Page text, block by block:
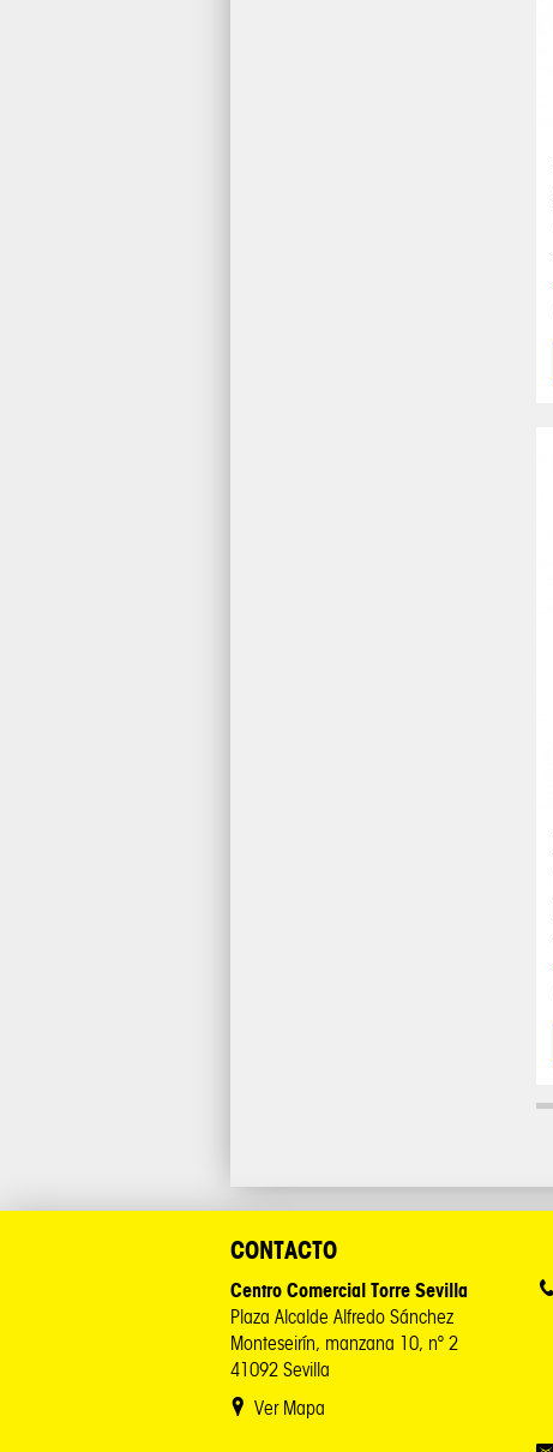
CONTACTO
Centro Comercial Torre Sevilla
Plaza Alcalde Alfredo Sánchez
Monteseirín, manzana 10, nº 2
41092 Sevilla
Ver Mapa